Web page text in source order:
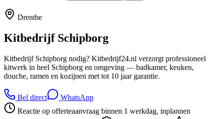
Drenthe
Kitbedrijf Schipborg
Kitbedrijf Schipborg nodig? Kitbedrijf24.nl verzorgt professioneel
kitwerk in heel Schipborg en omgeving — badkamer, keuken,
douche, ramen en kozijnen met tot 10 jaar garantie.
Bel direct
WhatsApp
Reactie op offerteaanvraag binnen 1 werkdag, inplannen